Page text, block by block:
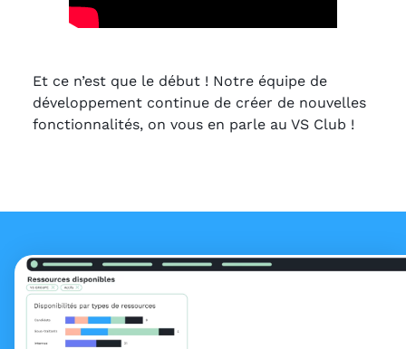
Et ce n’est que le début ! Notre équipe de
développement continue de créer de nouvelles
fonctionnalités, on vous en parle au VS Club !